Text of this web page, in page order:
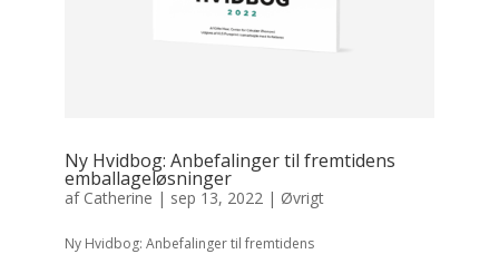
Ny Hvidbog: Anbefalinger til fremtidens
emballageløsninger
af Catherine | sep 13, 2022 | Øvrigt
Ny Hvidbog: Anbefalinger til fremtidens